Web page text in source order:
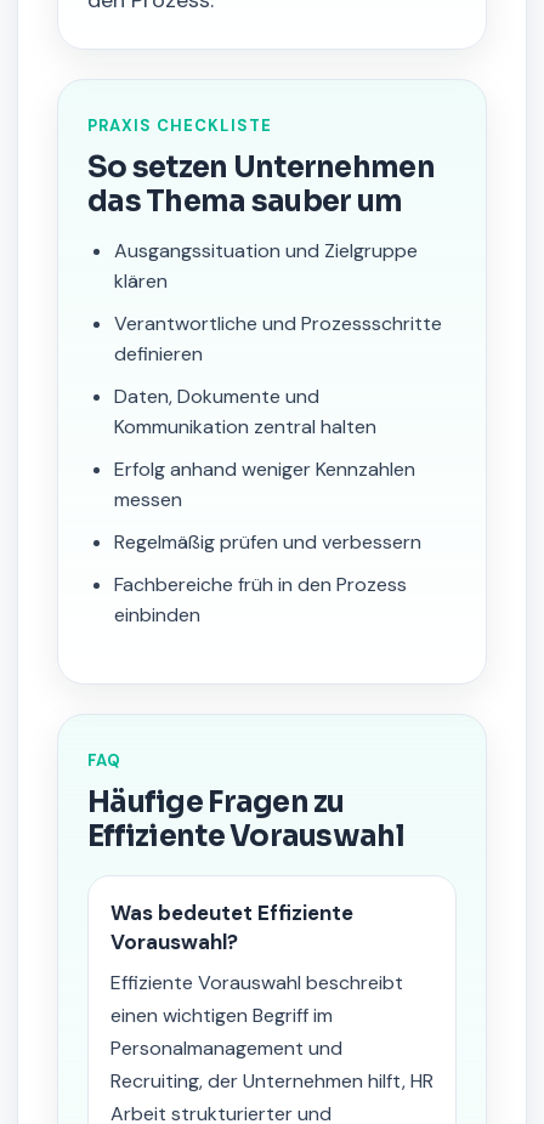
PRAXIS CHECKLISTE
So setzen Unternehmen
das Thema sauber um
Ausgangssituation und Zielgruppe
klären
Verantwortliche und Prozessschritte
definieren
Daten, Dokumente und
Kommunikation zentral halten
Erfolg anhand weniger Kennzahlen
messen
Regelmäßig prüfen und verbessern
Fachbereiche früh in den Prozess
einbinden
FAQ
Häufige Fragen zu
Effiziente Vorauswahl
Was bedeutet Effiziente
Vorauswahl?
Effiziente Vorauswahl beschreibt
einen wichtigen Begriff im
Personalmanagement und
Recruiting, der Unternehmen hilft, HR
Arbeit strukturierter und